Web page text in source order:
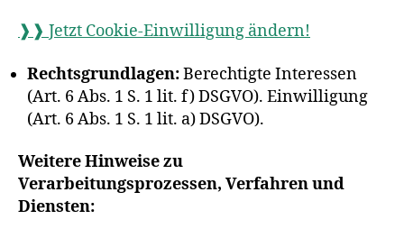
❱❱ Jetzt Cookie-Einwilligung ändern!
Rechtsgrundlagen:Berechtigte Interessen
(Art. 6 Abs. 1 S. 1 lit. f) DSGVO). Einwilligung
(Art. 6 Abs. 1 S. 1 lit. a) DSGVO).
Weitere Hinweise zu
Verarbeitungsprozessen, Verfahren und
Diensten: